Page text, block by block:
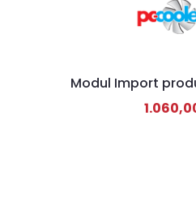
Modul Import